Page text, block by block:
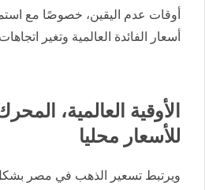
أوقات عدم اليقين، خصوصًا مع
أسعار الفائدة العالمية وتغير
الأوقية العالمية،
للأسعار محليا
ويرتبط تسعير الذهب في مصر